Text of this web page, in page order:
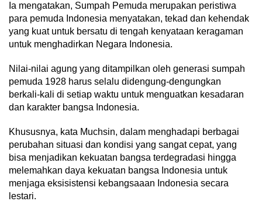
Ia mengatakan, Sumpah Pemuda merupakan peristiwa
para pemuda Indonesia menyatakan, tekad dan kehendak
yang kuat untuk bersatu di tengah kenyataan keragaman
untuk menghadirkan Negara Indonesia.
Nilai-nilai agung yang ditampilkan oleh generasi sumpah
pemuda 1928 harus selalu didengung-dengungkan
berkali-kali di setiap waktu untuk menguatkan kesadaran
dan karakter bangsa Indonesia.
Khususnya, kata Muchsin, dalam menghadapi berbagai
perubahan situasi dan kondisi yang sangat cepat, yang
bisa menjadikan kekuatan bangsa terdegradasi hingga
melemahkan daya kekuatan bangsa Indonesia untuk
menjaga eksisistensi kebangsaaan Indonesia secara
lestari.